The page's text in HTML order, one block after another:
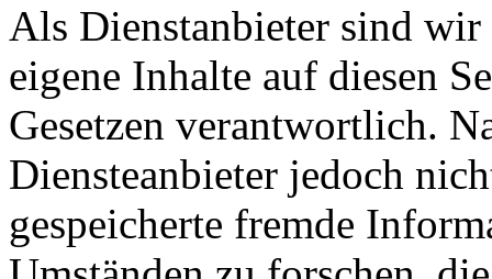
Als Dienstanbieter sind
eigene Inhalte auf diesen
Gesetzen verantwortlich.
Diensteanbieter jedoch
gespeicherte fremde